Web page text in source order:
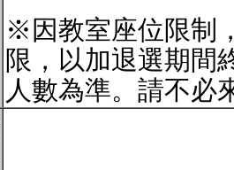
※因教室座位限制
限，以加退選期間
人數為準。請不必